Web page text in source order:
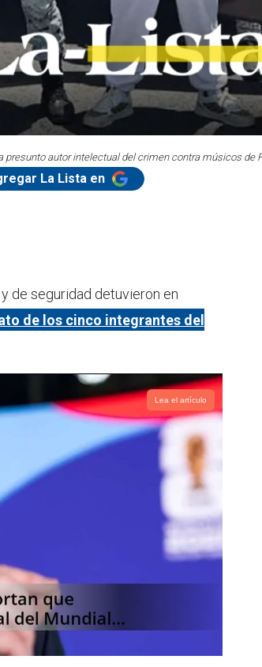
autor intelectual del crimen contra músicos de
La Lista en
de seguridad detuvieron en
de los cinco integrantes del
Lea el artículo